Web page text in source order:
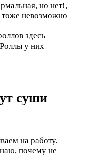
но нет!,
тоже невозможно
здесь
у них
суши
на работу.
почему не